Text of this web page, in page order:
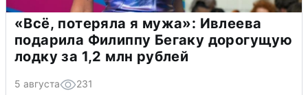
«Всё, потеряла я мужа»: Ивлеева
подарила Филиппу Бегаку дорогущую
лодку за 1,2 млн рублей
5 августа 231